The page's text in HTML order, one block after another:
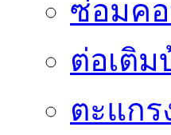
ซ่อมค
ต่อเติม
ตะแกร